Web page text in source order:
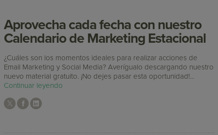
Aprovecha cada fecha con nuestro
Calendario de Marketing Estacional
¿Cuáles son los momentos ideales para realizar acciones de
Email Marketing y Social Media? Averígualo descargando nuestro
nuevo material gratuito. ¡No dejes pasar esta oportunidad!...
Continuar leyendo